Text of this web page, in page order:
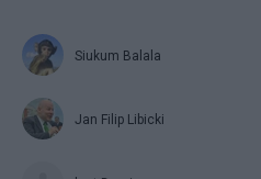
Siukum Balala
Jan Filip Libicki